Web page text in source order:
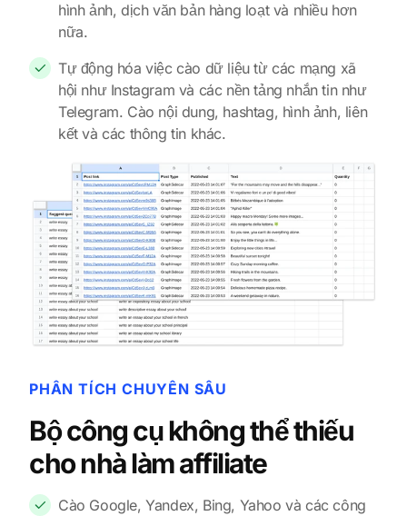
hình ảnh, dịch văn bản hàng loạt và nhiều hơn
nữa.
Tự động hóa việc cào dữ liệu từ các mạng xã
hội như Instagram và các nền tảng nhắn tin như
Telegram. Cào nội dung, hashtag, hình ảnh, liên
kết và các thông tin khác.
PHÂN TÍCH CHUYÊN SÂU
Bộ công cụ không thể thiếu
cho nhà làm affiliate
Cào Google, Yandex, Bing, Yahoo và các công